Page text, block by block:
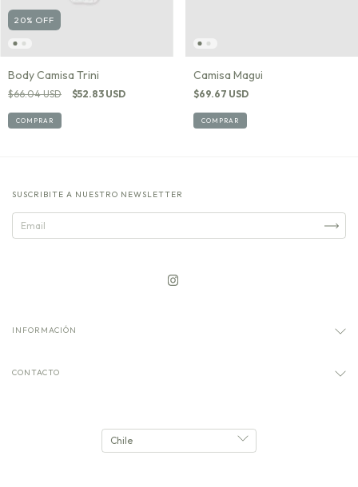
20% OFF
Body Camisa Trini
$66.04 USD $52.83 USD
COMPRAR
Camisa Magui
$69.67 USD
COMPRAR
SUSCRIBITE A NUESTRO NEWSLETTER
INFORMACIÓN
CONTACTO